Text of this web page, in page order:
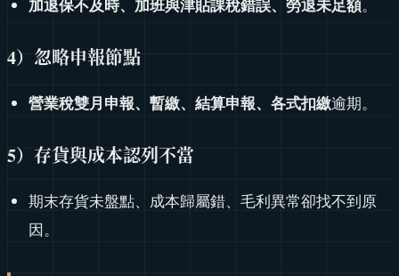
加退保不及時、加班與津貼課稅錯誤、勞退未足額。
4）忽略申報節點
營業稅雙月申報、暫繳、結算申報、各式扣繳逾期。
5）存貨與成本認列不當
期末存貨未盤點、成本歸屬錯、毛利異常卻找不到原
因。